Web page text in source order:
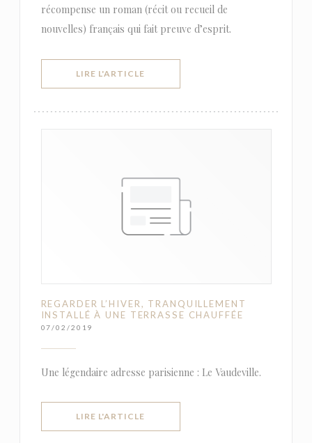
récompense un roman (récit ou recueil de
nouvelles) français qui fait preuve d’esprit.
LIRE L'ARTICLE
REGARDER L’HIVER, TRANQUILLEMENT
INSTALLÉ À UNE TERRASSE CHAUFFÉE
07/02/2019
Une légendaire adresse parisienne : Le Vaudeville.
LIRE L'ARTICLE